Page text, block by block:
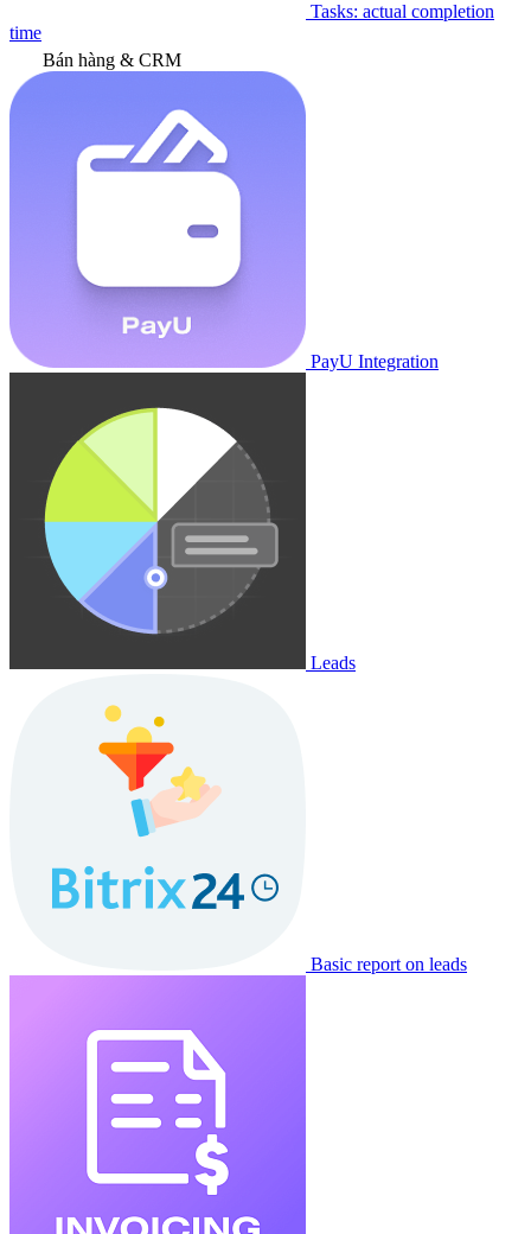
Tasks: actual completion
time
Bán hàng & CRM
PayU Integration
Leads
Basic report on leads